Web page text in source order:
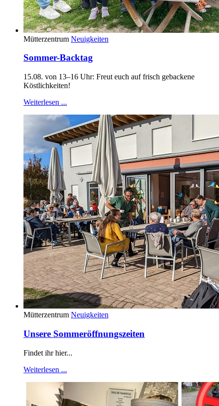
Mütterzentrum Neuigkeiten
Sommer-Backtag
15.08. von 13–16 Uhr: Freut euch auf frisch gebackene
Köstlichkeiten!
Weiterlesen ...
Mütterzentrum Neuigkeiten
Unsere Sommeröffnungszeiten
Findet ihr hier...
Weiterlesen ...